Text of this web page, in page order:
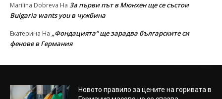
Marilina Dobreva На За първи път в Мюнхен ще се състои
Bulgaria wants you в чужбина
Екатерина На „Фондацията“ ще зарадва българските си
фенове в Германия
Новото правило за цените на горивата в